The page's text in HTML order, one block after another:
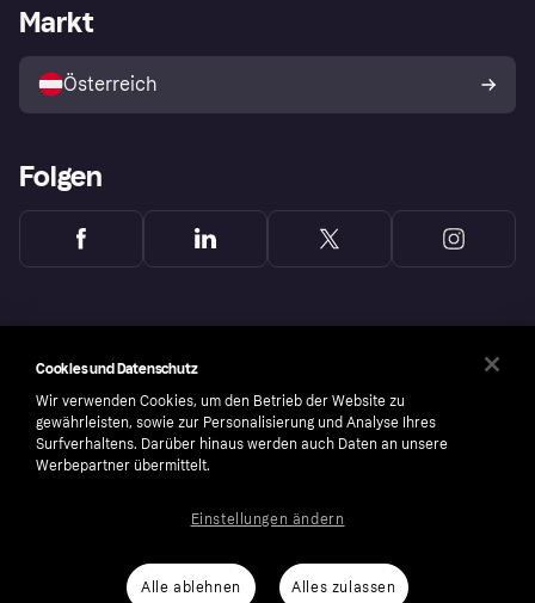
Shops entdecken
Händlerportal
Markt
Österreich
Folgen
number: 556737-0431
Cookies und Datenschutz
Wir verwenden Cookies, um den Betrieb der Website zu
gewährleisten, sowie zur Personalisierung und Analyse Ihres
Surfverhaltens. Darüber hinaus werden auch Daten an unsere
Werbepartner übermittelt.
Alle ablehnen Alles zulassen
Einstellungen ändern